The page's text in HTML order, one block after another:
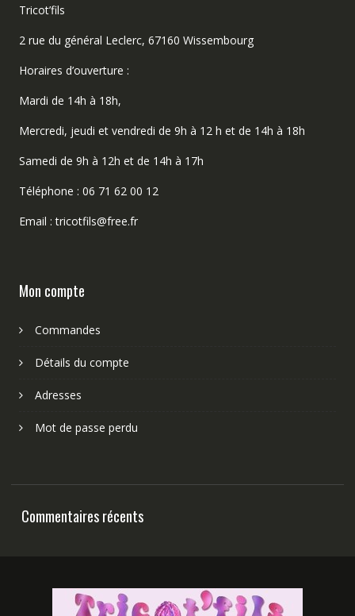
Tricot’fils
2 rue du général Leclerc, 67160 Wissembourg
Horaires d’ouverture :
Mardi de 14h à 18h,
Mercredi, jeudi et vendredi de 9h à 12 h et de 14h à 18h
Samedi de 9h à 12h et de 14h à 17h
Téléphone : 06 71 62 00 12
Email : tricotfils@free.fr
Mon compte
Commandes
Détails du compte
Adresses
Mot de passe perdu
Commentaires récents